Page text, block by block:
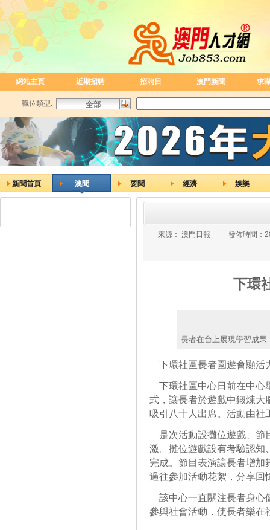
網站主頁 近期招聘 招聘日 澳門新聞 求
職位類型:
新聞首頁 澳聞 要聞 經濟 娛樂
來源： 澳門日報 發佈時間：
下環
長者在台上展現學習成果
下環社區長者園遊會顯活
下環社區中心日前在中心
式，讓長者於遊戲中鍛煉大
吸引八十人出席。活動由社
是次活動設攤位遊戲、節
激。攤位遊戲設有考驗認知
完成。節目表演讓長者增加
過往參加活動花絮，分享回
該中心一直關注長者身心
參與社會活動，使長者樂在